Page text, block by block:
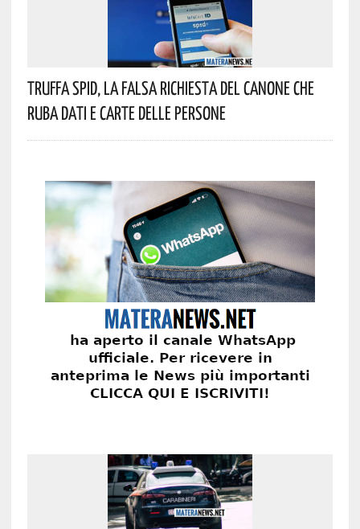
Truffa Spid, La Falsa Richiesta Del Canone Che
Ruba Dati E Carte Delle Persone